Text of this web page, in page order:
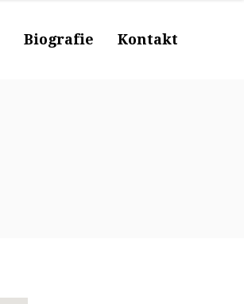
Biografie Kontakt